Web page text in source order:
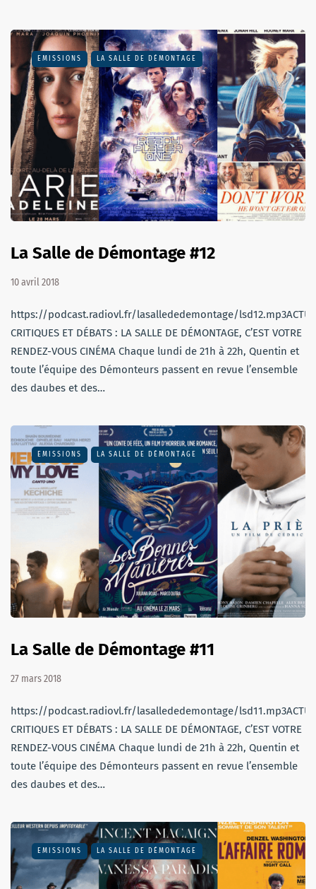
EMISSIONS LA SALLE DE DÉMONTAGE
La Salle de Démontage #12
10 avril 2018
https://podcast.radiovl.fr/lasallededemontage/lsd12.mp3ACTU,
CRITIQUES ET DÉBATS : LA SALLE DE DÉMONTAGE, C’EST VOTRE
RENDEZ-VOUS CINÉMA Chaque lundi de 21h à 22h, Quentin et
toute l’équipe des Démonteurs passent en revue l’ensemble
des daubes et des…
EMISSIONS LA SALLE DE DÉMONTAGE
La Salle de Démontage #11
27 mars 2018
https://podcast.radiovl.fr/lasallededemontage/lsd11.mp3ACTU,
CRITIQUES ET DÉBATS : LA SALLE DE DÉMONTAGE, C’EST VOTRE
RENDEZ-VOUS CINÉMA Chaque lundi de 21h à 22h, Quentin et
toute l’équipe des Démonteurs passent en revue l’ensemble
des daubes et des…
EMISSIONS LA SALLE DE DÉMONTAGE